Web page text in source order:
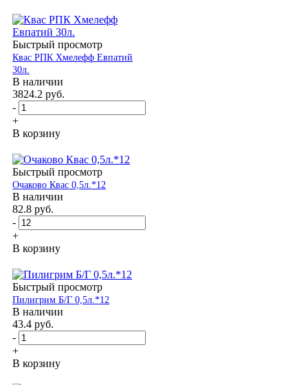
Быстрый просмотр
Квас РПК Хмелефф Евпатий
30л.
В наличии
3824.2 руб.
-
+
В корзину
Быстрый просмотр
Очаково Квас 0,5л.*12
В наличии
82.8 руб.
-
+
В корзину
Быстрый просмотр
Пилигрим Б/Г 0,5л.*12
В наличии
43.4 руб.
-
+
В корзину